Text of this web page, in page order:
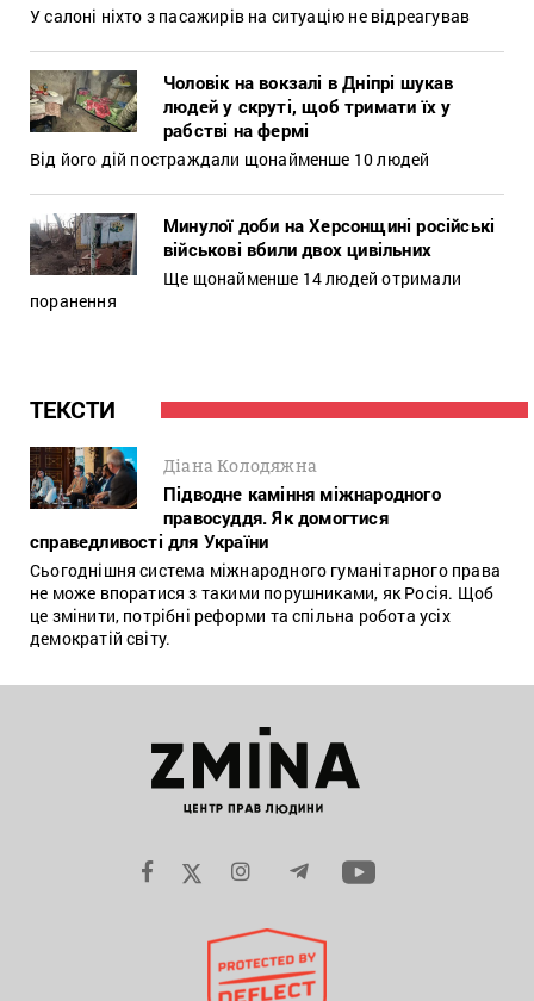
У салоні ніхто з пасажирів на ситуацію не відреагував
Чоловік на вокзалі в Дніпрі шукав
людей у скруті, щоб тримати їх у
рабстві на фермі
Від його дій постраждали щонайменше 10 людей
Минулої доби на Херсонщині російські
військові вбили двох цивільних
Ще щонайменше 14 людей отримали
поранення
ТЕКСТИ
Діана Колодяжна
Підводне каміння міжнародного
правосуддя. Як домогтися
справедливості для України
Сьогоднішня система міжнародного гуманітарного права
не може впоратися з такими порушниками, як Росія. Щоб
це змінити, потрібні реформи та спільна робота усіх
демократій світу.